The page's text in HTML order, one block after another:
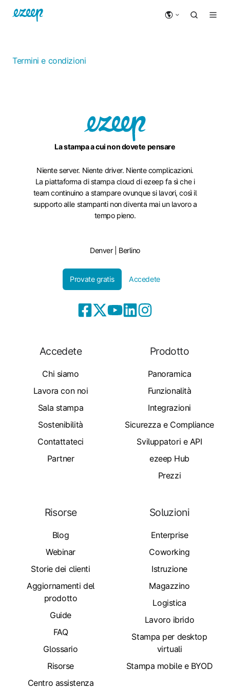
Termini e condizioni
La stampa a cui non dovete pensare
Niente server. Niente driver. Niente complicazioni.
La piattaforma di stampa cloud di ezeep fa sì che i
team continuino a stampare ovunque si lavori, così il
supporto alle stampanti non diventa mai un lavoro a
tempo pieno.
Denver | Berlino
Provate gratis Accedete
Accedete
Chi siamo
Lavora con noi
Sala stampa
Sostenibilità
Contattateci
Partner
Prodotto
Panoramica
Funzionalità
Integrazioni
Sicurezza e Compliance
Sviluppatori e API
ezeep Hub
Prezzi
Risorse
Blog
Webinar
Storie dei clienti
Aggiornamenti del
prodotto
Guide
FAQ
Glossario
Risorse
Centro assistenza
Soluzioni
Enterprise
Coworking
Istruzione
Magazzino
Logistica
Lavoro ibrido
Stampa per desktop
virtuali
Stampa mobile e BYOD